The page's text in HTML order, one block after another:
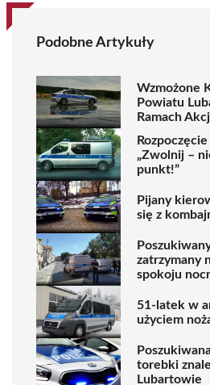
Podobne Artykuły
Wzmożone
Powiatu
Ramach
„Zwolnij –
punkt!”
Pijany
się z
zatrzymany
spokoju
51-latek w
użyciem
torebki
Lubartowie